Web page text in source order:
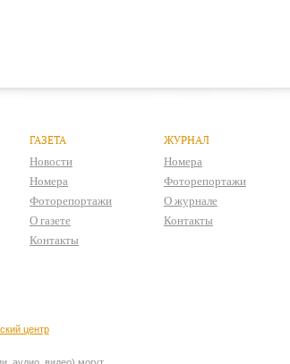
ГАЗЕТА
Новости
Номера
Фоторепортажи
О газете
Контакты
ЖУРНАЛ
Номера
Фоторепортажи
О журнале
Контакты
центр